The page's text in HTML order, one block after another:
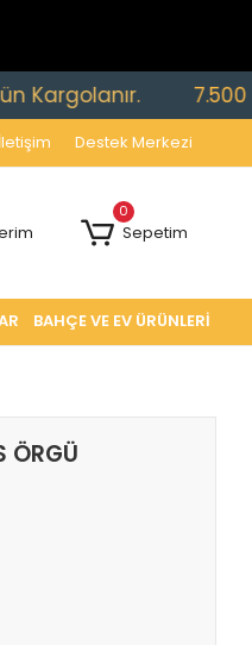
7.500 TL
İletişim Destek Merkezi
0
Sepetim
BAHÇE VE EV ÜRÜNLERİ
ÖRGÜ